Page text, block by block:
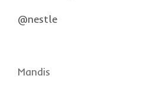
@nestle
Mandis